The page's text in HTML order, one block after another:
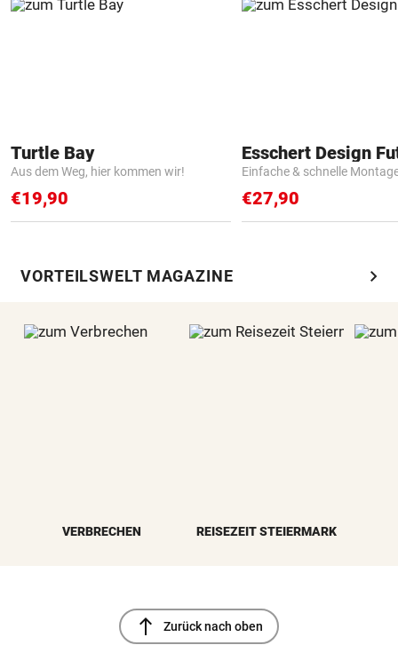
Turtle Bay
Aus dem Weg, hier kommen wir!
€19,90
Einfache & schnelle
€27,90
VORTEILSWELT MAGAZINE chevron_right
VERBRECHEN REISEZEIT STEIERMARK
north Zurück nach oben